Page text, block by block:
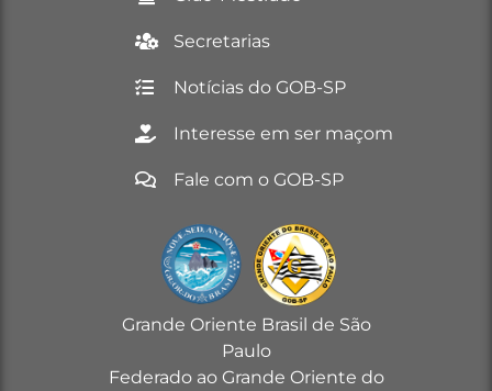
Secretarias
Notícias do GOB-SP
Interesse em ser maçom
Fale com o GOB-SP
Grande Oriente Brasil de São
Paulo
Federado ao Grande Oriente do